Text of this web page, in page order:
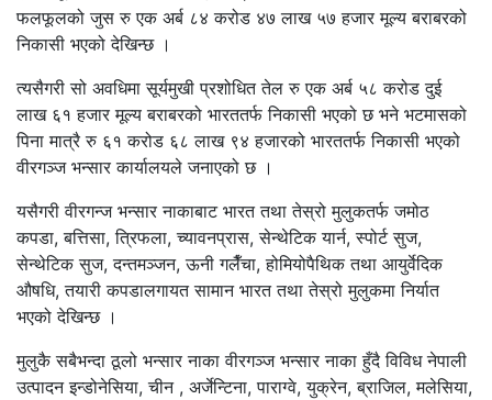
फलफूलको जुस रु एक अर्ब ८४ करोड ४७ लाख ५७ हजार मूल्य बराबरको
निकासी भएको देखिन्छ ।
त्यसैगरी सो अवधिमा सूर्यमुखी प्रशोधित तेल रु एक अर्ब ५८ करोड दुई
लाख ६१ हजार मूल्य बराबरको भारततर्फ निकासी भएको छ भने भटमासको
पिना मात्रै रु ६१ करोड ६८ लाख ९४ हजारको भारततर्फ निकासी भएको
वीरगञ्ज भन्सार कार्यालयले जनाएको छ ।
यसैगरी वीरगन्ज भन्सार नाकाबाट भारत तथा तेस्रो मुलुकतर्फ जमोठ
कपडा, बत्तिसा, त्रिफला, च्यावनप्रास, सेन्थेटिक यार्न, स्पोर्ट सुज,
सेन्थेटिक सुज, दन्तमञ्जन, ऊनी गलैँचा, होमियोपैथिक तथा आयुर्वेदिक
औषधि, तयारी कपडालगायत सामान भारत तथा तेस्रो मुलुकमा निर्यात
भएको देखिन्छ ।
मुलुकै सबैभन्दा ठूलो भन्सार नाका वीरगञ्ज भन्सार नाका हुँदै विविध नेपाली
उत्पादन इन्डोनेसिया, चीन , अर्जेन्टिना, पाराग्वे, युक्रेन, ब्राजिल, मलेसिया,